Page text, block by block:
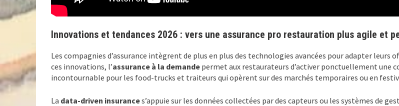
Innovations et tendances 2026 : vers une assurance pro restauration plus agile et
Les compagnies d’assurance intègrent de plus en plus des technologies avancées pour adapter
ces innovations, l’assurance à la demande permet aux restaurateurs d’activer ponctuellement une
incontournable pour les food-trucks et traiteurs qui opèrent sur des marchés temporaires ou en
La data-driven insurances’appuie sur les données collectées par des capteurs ou les systèmes de